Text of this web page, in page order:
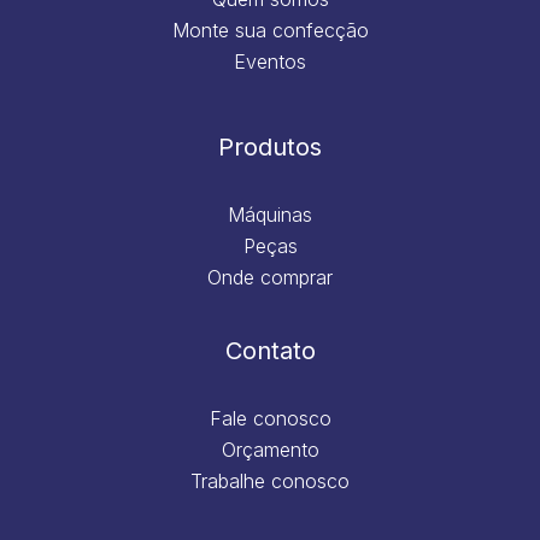
Monte sua confecção
Eventos
Produtos
Máquinas
Peças
Onde comprar
Contato
Fale conosco
Orçamento
Trabalhe conosco